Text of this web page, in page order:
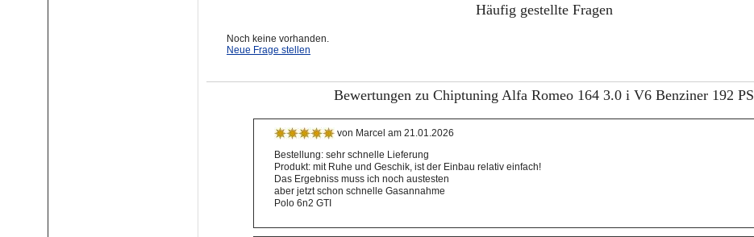
Häufig gestellte Fragen
Noch keine vorhanden.
Neue Frage stellen
Bewertungen zu Chiptuning Alfa Romeo 164 3.0 i V6 Benziner 192 PS
von Marcel am 21.01.2026
Bestellung: sehr schnelle Lieferung
Produkt: mit Ruhe und Geschik, ist der Einbau relativ einfach!
Das Ergebniss muss ich noch austesten
aber jetzt schon schnelle Gasannahme
Polo 6n2 GTI